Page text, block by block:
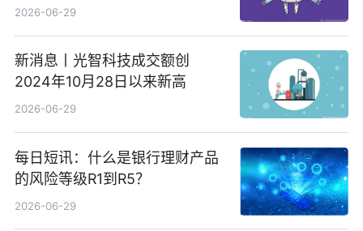
2026-06-29
新消息丨光智科技成交额创
2024年10月28日以来新高
2026-06-29
每日短讯：什么是银行理财产品
的风险等级R1到R5？
2026-06-29